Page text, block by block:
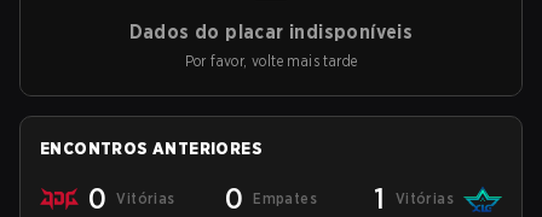
Dados do placar indisponíveis
Por favor, volte mais tarde
ENCONTROS ANTERIORES
0 Vitórias 0 Empates 1 Vitórias